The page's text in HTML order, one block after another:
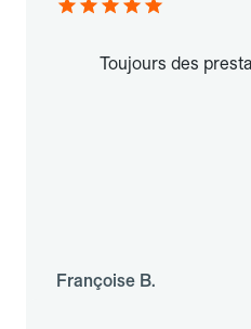
Toujours des
Françoise B.